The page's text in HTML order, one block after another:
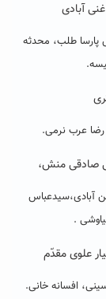
آبادی
طلب، محدثه
رضا عرب نرمی.
صادقی منش،
آبادی،سیدعباس
.
علوی مقدّم
افسانه خانی.